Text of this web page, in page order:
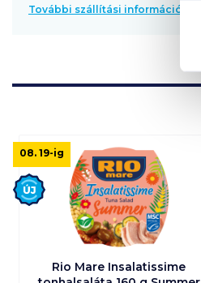
További szállítási információk
Rio Mare Insalatissime
08. 19-ig
Új